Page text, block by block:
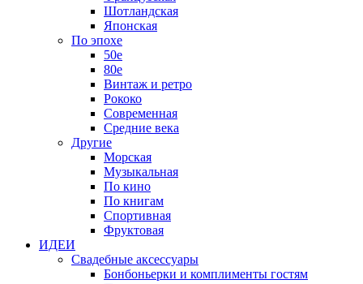
Шотландская
Японская
По эпохе
50е
80е
Винтаж и ретро
Рококо
Современная
Средние века
Другие
Морская
Музыкальная
По кино
По книгам
Спортивная
Фруктовая
ИДЕИ
Свадебные аксессуары
Бонбоньерки и комплименты гостям